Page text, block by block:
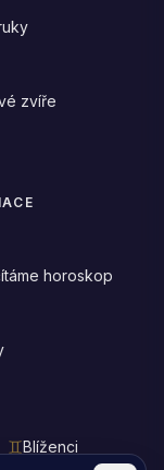
zvíře
horoskop
Blíženci